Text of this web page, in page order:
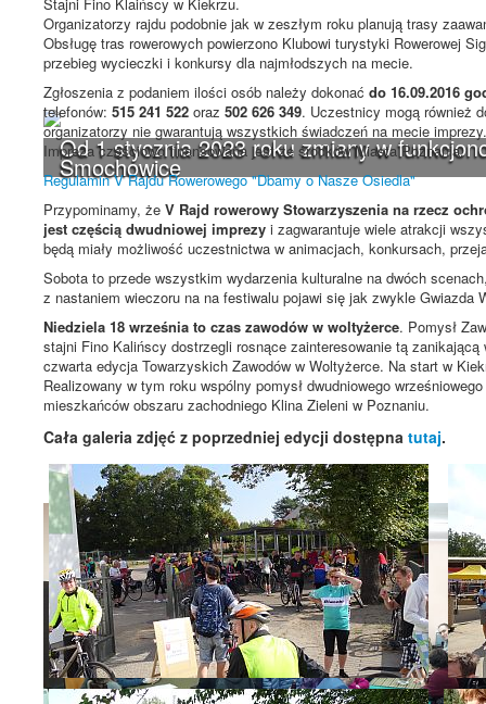
Od 1 stycznia 2023 roku zmiany w
Smochowice
Organizatorzy rajdu podobnie jak w zeszłym roku planują trasy
Obsługę tras rowerowych powierzono Klubowi turystyki Rowerowej
przebieg wycieczki i konkursy dla najmłodszych na mecie.
Zgłoszenia z podaniem ilości osób należy dokonać do 16.09.2016
telefonów: 515 241 522 oraz 502 626 349. Uczestnicy mogą również
organizatorzy nie gwarantują wszystkich świadczeń na mecie imprezy.
Impreza częściowo finansowana jest ze środków Miasta Poznania.
Regulamin V Rajdu Rowerowego "Dbamy o Nasze Osiedla"
Przypominamy, że V Rajd rowerowy Stowarzyszenia na rzecz
jest częścią dwudniowej imprezy i zagwarantuje wiele atrakcji
będą miały możliwość uczestnictwa w animacjach, konkursach,
Sobota to przede wszystkim wydarzenia kulturalne na dwóch
z nastaniem wieczoru na na festiwalu pojawi się jak zwykle Gwiazda
Niedziela 18 września to czas zawodów w woltyżerce. Pomysł
stajni Fino Kalińscy dostrzegli rosnące zainteresowanie tą
czwarta edycja Towarzyskich Zawodów w Woltyżerce. Na start w
Realizowany w tym roku wspólny pomysł dwudniowego
mieszkańców obszaru zachodniego Klina Zieleni w Poznaniu.
Cała galeria zdjęć z poprzedniej edycji dostępna tutaj.